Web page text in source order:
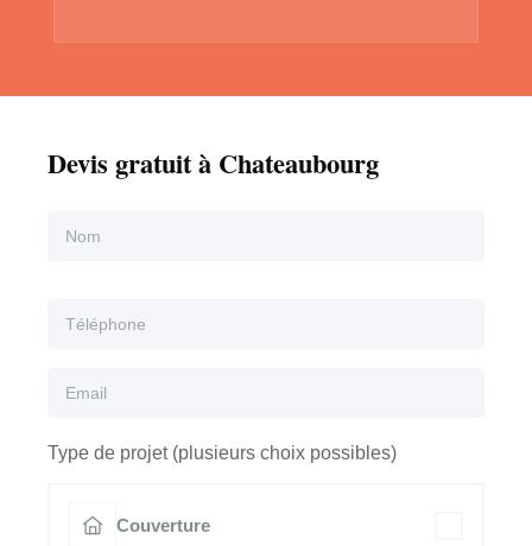
Devis gratuit à Chateaubourg
Type de projet (plusieurs choix possibles)
Couverture